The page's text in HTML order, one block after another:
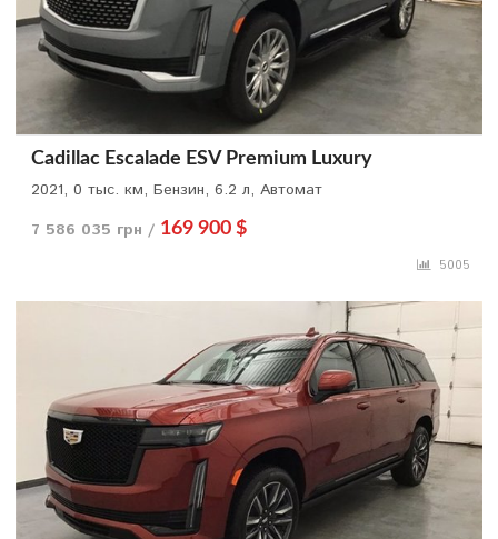
Cadillac Escalade ESV Premium Luxury
2021, 0 тыс. км, Бензин, 6.2 л, Автомат
7 586 035 грн / 169 900 $
5005